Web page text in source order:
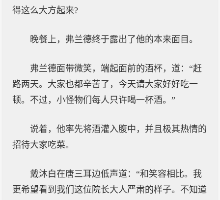
得这么大方起来?
晚餐上，弗兰德终于露出了他的本来面目。
弗兰德面带微笑，端起面前的酒杯，道：“赶
路两天。大家也都辛苦了，今天请大家好好吃一
顿。不过，小怪物们每人只许喝一杯酒。”
说着，他率先将酒灌入腹中，并且极其热情的
招待大家吃菜。
戴沐白在唐三耳边低声道：“和笑容相比。我
更希望看到我们这位院长大人严肃的样子。不知道